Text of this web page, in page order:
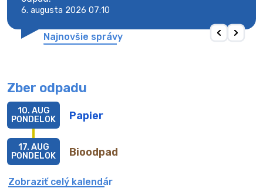
6. augusta 2026 07:10
Najnovšie správy
Zber odpadu
Papier
10. AUG
PONDELOK
Bioodpad
17. AUG
PONDELOK
Zobraziť celý kalendár